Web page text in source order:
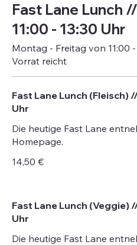
Fast Lane Lunch
11:00 - 13:30 Uhr
Montag - Freitag von 11:00
Vorrat reicht
Fast Lane Lunch (Fleisch)
Uhr
Die heutige Fast Lane
Homepage.
14,50 €
Fast Lane Lunch (Veggie)
Uhr
Die heutige Fast Lane